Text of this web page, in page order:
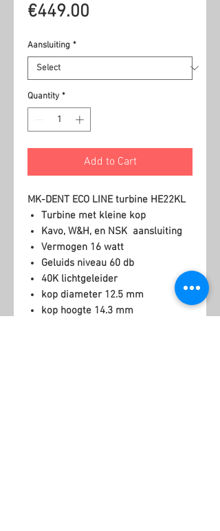
€449.00
Aansluiting *
Quantity *
Add to Cart
MK-DENT ECO LINE turbine HE22KL
Turbine met kleine kop
Kavo, W&H, en NSK aansluiting
Vermogen 16 watt
Geluids niveau 60 db
40K lichtgeleider
kop diameter 12.5 mm
kop hoogte 14.3 mm